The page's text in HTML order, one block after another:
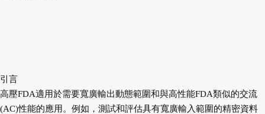
引言
高壓FDA適用於需要寬廣輸出動態範圍和與高性能FDA類似的交流
(AC)性能的應用。 例如，測試和評估具有寬廣輸入範圍的精密資料